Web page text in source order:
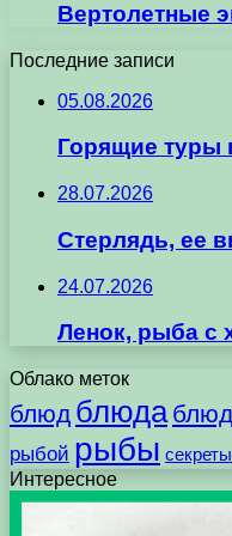
Вертолетные
Последние записи
05.08.2026
Горящие туры
28.07.2026
Стерлядь, ее
24.07.2026
Ленок, рыба с
Облако меток
блюд блюда
рыбой рыбы секреты
Интересное